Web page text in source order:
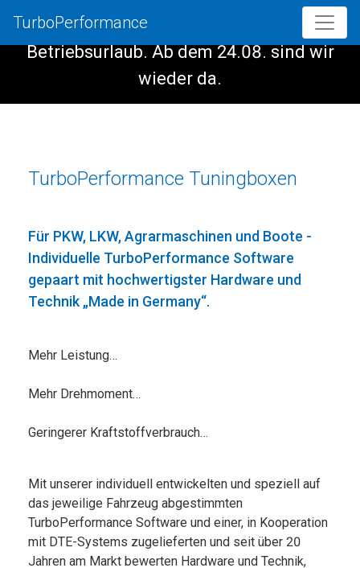
Vom 08.08. - 23.08. haben wir
Betriebsurlaub. Ab dem 24.08. sind wir
wieder da.
TurboPerformance
TurboPerformance Tuningboxen
Für PKW, LKW, Agrarmaschinen und Boote -
Individuelle TurboPerformance Software
gepaart mit hochwertigster Hardware und
Technik „Made in Germany“.
Mehr Leistung…
Mehr Drehmoment…
Geringerer Kraftstoffverbrauch…
Mit unserer individuell entwickelten und speziell auf
das jeweilige Fahrzeug abgestimmten
TurboPerformance Software und einer, in Kooperation
mit DTE-Systems zugelieferten und seit über 20
Jahren am Markt bewerten Hardware und Technik,